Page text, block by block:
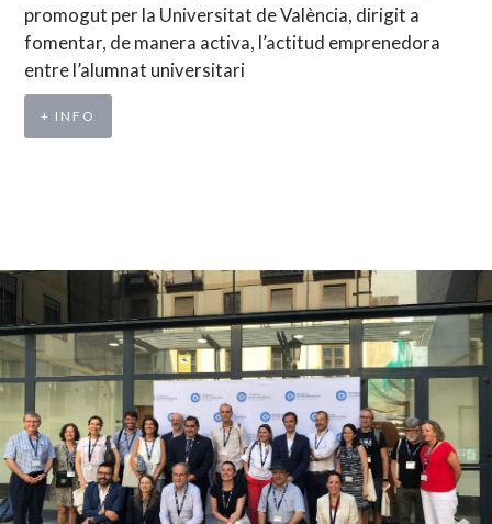
promogut per la Universitat de València, dirigit a
fomentar, de manera activa, l’actitud emprenedora
entre l’alumnat universitari
+ INFO